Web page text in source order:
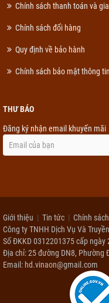
Chính sách thanh toán và
Chính sách đổi hàng
Quy định về bảo hành
Chính sách bảo mật thông tin
THƯ BÁO
Đăng ký nhận email khuyến mãi
Giới thiệu Tin tức
Chính
Công ty TNHH Dịch Vụ Và
Số ĐKKD 0312201375 cấp
Địa chỉ: 25 đường DN8, Phường
Email: hd.vinaon@gmail.com